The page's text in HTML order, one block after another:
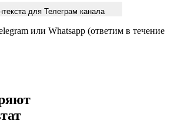
для Телеграм канала
или Whatsapp (ответим в течение